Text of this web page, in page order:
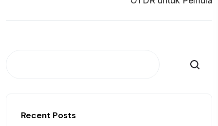
Search
Recent Posts